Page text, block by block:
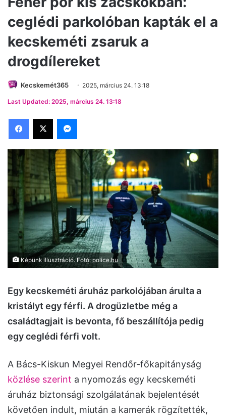
ceglédi parkolóban kapták el a
kecskeméti zsaruk a
drogdílereket
Kecskemét365 2025, március 24. 13:18
Last Updated: 2025, március 24. 13:18
Facebook
X Messenger
Képünk illusztráció. Fotó: police.hu
Egy kecskeméti áruház parkolójában árulta a
kristályt egy férfi. A drogüzletbe még a
családtagjait is bevonta, fő beszállítója pedig
egy ceglédi férfi volt.
A Bács-Kiskun Megyei Rendőr-főkapitányság
közlése szerint a nyomozás egy kecskeméti
áruház biztonsági szolgálatának bejelentését
követően indult, miután a kamerák rögzítették,